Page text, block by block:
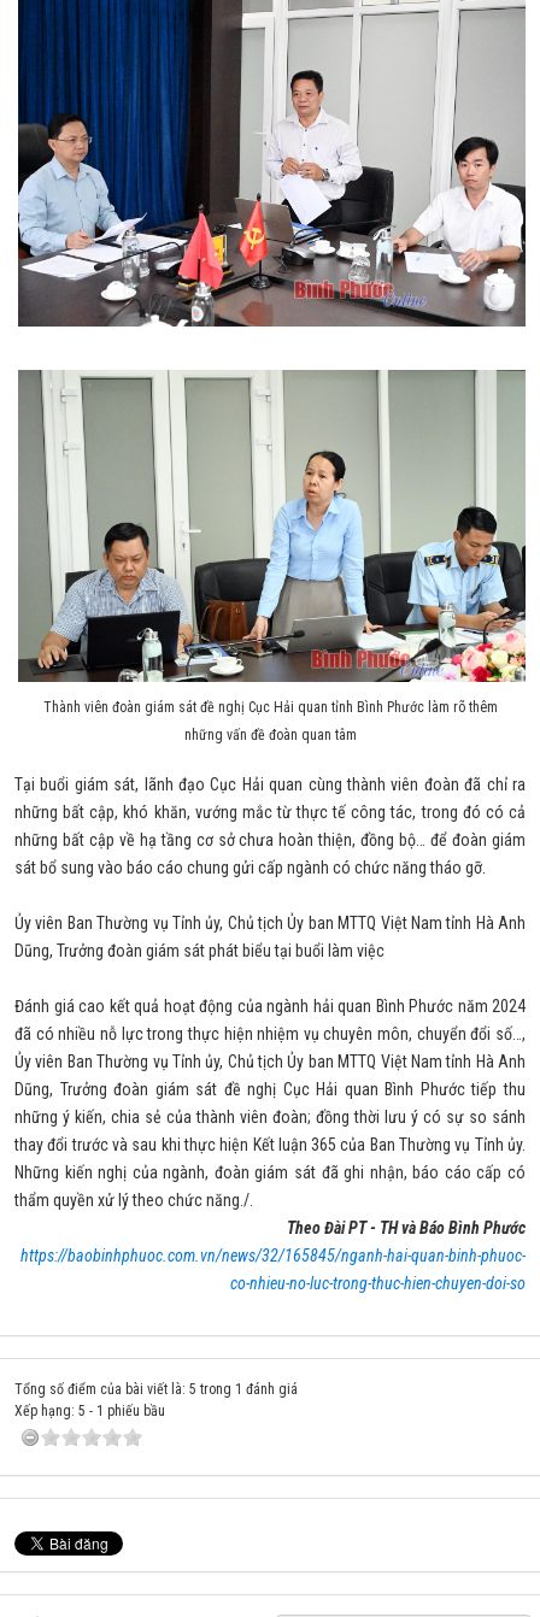
Thành viên đoàn giám sát đề nghị Cục Hải quan tỉnh Bình Phước làm rõ thêm
những vấn đề đoàn quan tâm
Tại buổi giám sát, lãnh đạo Cục Hải quan cùng thành viên đoàn đã chỉ ra
những bất cập, khó khăn, vướng mắc từ thực tế công tác, trong đó có cả
những bất cập về hạ tầng cơ sở chưa hoàn thiện, đồng bộ… để đoàn giám
sát bổ sung vào báo cáo chung gửi cấp ngành có chức năng tháo gỡ.
Ủy viên Ban Thường vụ Tỉnh ủy, Chủ tịch Ủy ban MTTQ Việt Nam tỉnh Hà Anh
Dũng, Trưởng đoàn giám sát phát biểu tại buổi làm việc
Đánh giá cao kết quả hoạt động của ngành hải quan Bình Phước năm 2024
đã có nhiều nỗ lực trong thực hiện nhiệm vụ chuyên môn, chuyển đổi số…,
Ủy viên Ban Thường vụ Tỉnh ủy, Chủ tịch Ủy ban MTTQ Việt Nam tỉnh Hà Anh
Dũng, Trưởng đoàn giám sát đề nghị Cục Hải quan Bình Phước tiếp thu
những ý kiến, chia sẻ của thành viên đoàn; đồng thời lưu ý có sự so sánh
thay đổi trước và sau khi thực hiện Kết luận 365 của Ban Thường vụ Tỉnh ủy.
Những kiến nghị của ngành, đoàn giám sát đã ghi nhận, báo cáo cấp có
thẩm quyền xử lý theo chức năng./.
Theo Đài PT - TH và Báo Bình Phước
https://baobinhphuoc.com.vn/news/32/165845/nganh-hai-quan-binh-phuoc-
co-nhieu-no-luc-trong-thuc-hien-chuyen-doi-so
Tổng số điểm của bài viết là: 5 trong 1 đánh giá
Xếp hạng: 5 - 1 phiếu bầu